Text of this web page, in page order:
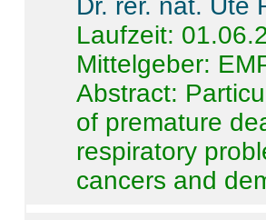
Laufzeit:
Mittelgeber:
Abstract:
of premature
respiratory
cancers and